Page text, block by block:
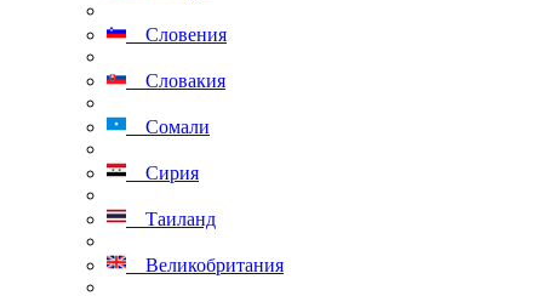
Словения
Словакия
Сомали
Сирия
Таиланд
Великобритания